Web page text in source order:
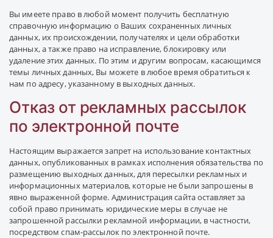
Вы имеете право в любой момент получить бесплатную
справочную информацию о Ваших сохраненных личных
данных, их происхождении, получателях и цели обработки
данных, а также право на исправление, блокировку или
удаление этих данных. По этим и другим вопросам, касающимся
темы личных данных, Вы можете в любое время обратиться к
нам по адресу, указанному в выходных данных.
Отказ от рекламных рассылок
по электронной почте
Настоящим выражается запрет на использование контактных
данных, опубликованных в рамках исполнения обязательства по
размещению выходных данных, для пересылки рекламных и
информационных материалов, которые не были запрошены в
явно выраженной форме. Администрация сайта оставляет за
собой право принимать юридические меры в случае не
запрошенной рассылки рекламной информации, в частности,
посредством спам-рассылок по электронной почте.